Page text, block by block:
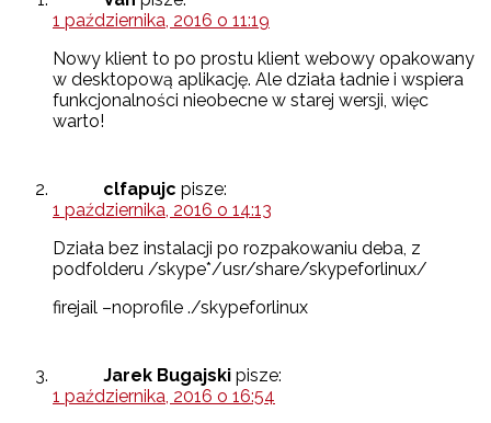
1 października, 2016 o 11:19
Nowy klient to po prostu klient webowy opakowany
w desktopową aplikację. Ale działa ładnie i wspiera
funkcjonalności nieobecne w starej wersji, więc
warto!
clfapujc pisze:
1 października, 2016 o 14:13
Działa bez instalacji po rozpakowaniu deba, z
podfolderu /skype*/usr/share/skypeforlinux/
firejail –noprofile ./skypeforlinux
Jarek Bugajski pisze:
1 października, 2016 o 16:54